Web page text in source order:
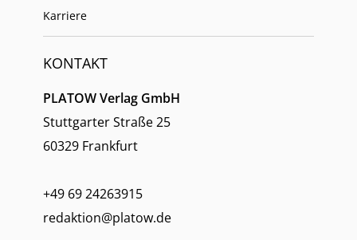
Karriere
KONTAKT
PLATOW Verlag GmbH
Stuttgarter Straße 25
60329 Frankfurt
+49 69 24263915
redaktion@platow.de